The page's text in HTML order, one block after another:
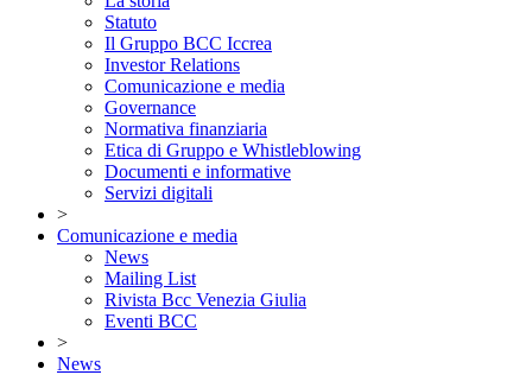
Statuto
Il Gruppo BCC Iccrea
Investor Relations
Comunicazione e media
Governance
Normativa finanziaria
Etica di Gruppo e Whistleblowing
Documenti e informative
Servizi digitali
>
Comunicazione e media
News
Mailing List
Rivista Bcc Venezia Giulia
Eventi BCC
>
News